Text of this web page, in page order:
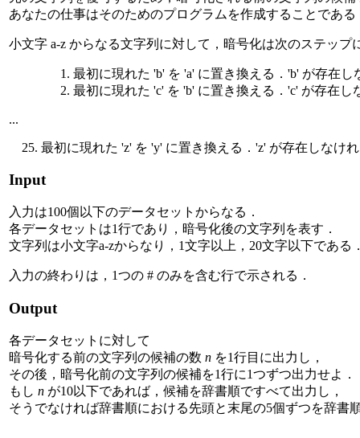
あなたの仕事はそのためのプログラムを作成することである
小文字 a-z からなる文字列に対して，暗号化は次のステップ
最初に現れた 'b' を 'a' に置き換える．'b' が存在
最初に現れた 'c' を 'b' に置き換える．'c' が存在し
...
最初に現れた 'z' を 'y' に置き換える．'z' が存在しなけ
Input
入力は100個以下のデータセットからなる．
各データセットは1行であり，暗号化後の文字列を表す．
文字列は小文字a-zからなり，1文字以上，20文字以下である
入力の終わりは，1つの # のみを含む行で示される．
Output
各データセットに対して
暗号化する前の文字列の候補の数 n を1行目に出力し，
その後，暗号化前の文字列の候補を1行に1つずつ出力せよ．
もし n が10以下であれば，候補を辞書順ですべて出力し，
そうでなければ辞書順における先頭と末尾の5個ずつを辞書